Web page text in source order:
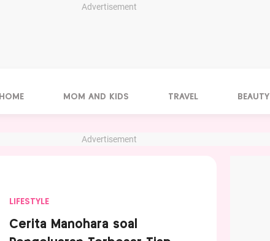
Advertisement
HOME MOM AND KIDS TRAVEL BEAUTY
Advertisement
LIFESTYLE
Cerita Manohara soal